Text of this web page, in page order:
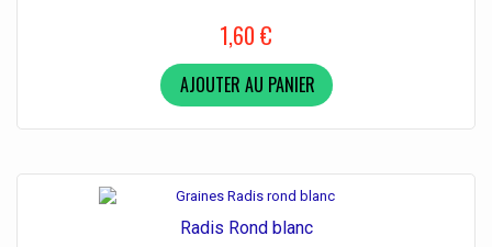
1,60 €
AJOUTER AU PANIER
Radis Rond blanc